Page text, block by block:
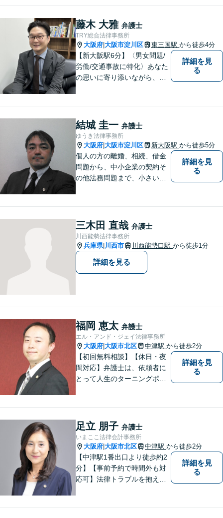
ごとに対応！まずは無料相談
にお越しください。【完全個
室対応】
藤木 大雅 弁護士
TRY総合法律事務所
大阪府 大阪市淀川区 東三国駅 から徒歩4分
【新大阪駅6分】〈男女問題/
労働/交通事故に特化〉あなた
の思いに寄り添いながら、明
据えた解決を目指します。
【メール・電話面談可】【東
三国駅4分】
詳細を見
る
結城 圭一 弁護士
ゆうき法律事務所
大阪府 大阪市淀川区 新大阪駅 から徒歩5分
個人の方の離婚、相続、借金
問題から、中小企業の契約そ
の他法務問題まで、小さい事
す。
詳細を見
る
三木田 直哉 弁護士
川西能勢法律事務所
兵庫県| 川西市 川西能勢口駅 から徒歩1分
詳細を見る
福岡 恵太 弁護士
エル・アンド・ジェイ法律事務所
大阪府 大阪市北区 中津駅 から徒歩2分
【初回無料相談】【休日・夜
間対応】弁護士は、依頼者に
とって人生のターニングポイ
え込むことなくまずはご相談
ください。【完全個室対応】
詳細を見
る
足立 朋子 弁護士
いまここ法律会計事務所
大阪府 大阪市北区 中津駅 から徒歩2分
【中津駅1番出口より徒歩約2
分】【事前予約で時間外も対
応可】法律トラブルを抱える
詳細を見
る